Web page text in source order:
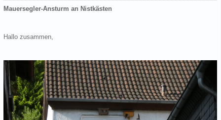
Mauersegler-Ansturm an Nistkästen
Hallo zusammen,